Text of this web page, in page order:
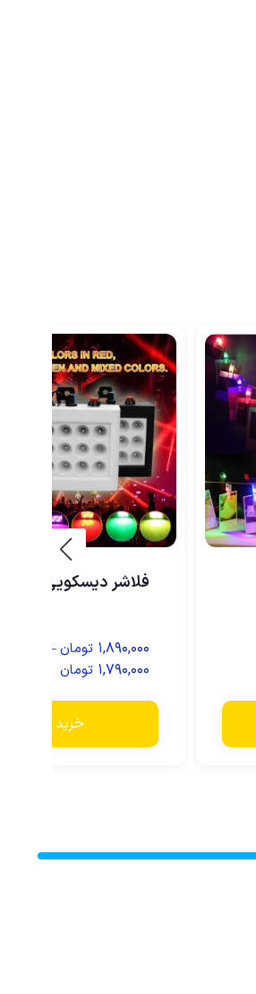
فلاشر دیسکویی
۱,۸۹۰,۰۰۰ تومان–
۱,۷۹۰,۰۰۰ تومان
خرید